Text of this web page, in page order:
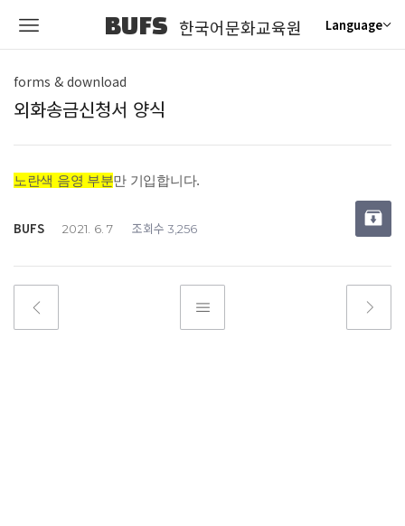
BUFS 한국어문화교육원 Language
forms & download
외화송금신청서 양식
노란색 음영 부분만 기입합니다.
BUFS 2021. 6. 7 조회수 3,256